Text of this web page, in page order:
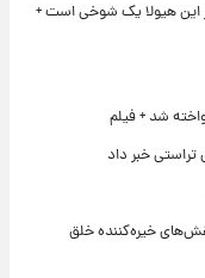
این هیولا یک شوخی است +
شد + فیلم
خبر داد
خیره‌کننده خلق